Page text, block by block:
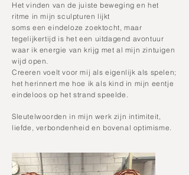
Het vinden van de juiste beweging en het
ritme in mijn sculpturen lijkt
soms een eindeloze zoektocht, maar
tegelijkertijd is het een uitdagend avontuur
waar ik energie van krijg met al mijn zintuigen
wijd open.
Creeren voelt voor mij als eigenlijk als spelen;
het herinnert me hoe ik als kind in mijn eentje
eindeloos op het strand speelde.
Sleutelwoorden in mijn werk zijn intimiteit,
liefde, verbondenheid en bovenal optimisme.